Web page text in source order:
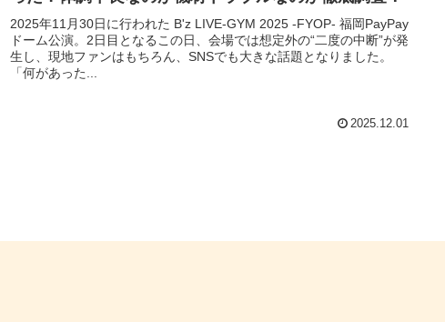
2025年11月30日に行われた B'z LIVE-GYM 2025 -FYOP- 福岡PayPay
ドーム公演。2日目となるこの日、会場では想定外の“二度の中断”が発
生し、現地ファンはもちろん、SNSでも大きな話題となりました。
「何があった...
2025.12.01